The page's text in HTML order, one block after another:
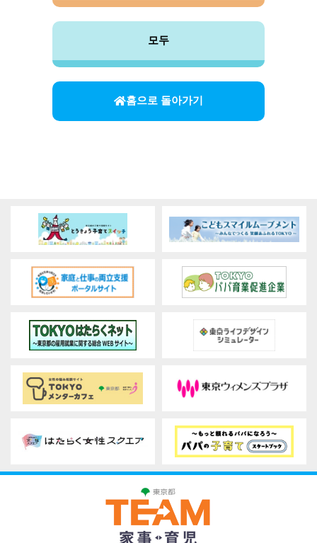
모두
홈으로 돌아가기